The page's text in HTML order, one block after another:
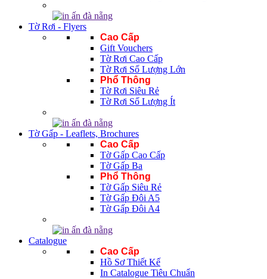
Tờ Rơi - Flyers
Cao Cấp
Gift Vouchers
Tờ Rơi Cao Cấp
Tờ Rơi Số Lượng Lớn
Phổ Thông
Tờ Rơi Siêu Rẻ
Tờ Rơi Số Lượng Ít
Tờ Gấp - Leaflets, Brochures
Cao Cấp
Tờ Gấp Cao Cấp
Tờ Gấp Ba
Phổ Thông
Tờ Gấp Siêu Rẻ
Tờ Gấp Đôi A5
Tờ Gấp Đôi A4
Catalogue
Cao Cấp
Hồ Sơ Thiết Kế
In Catalogue Tiêu Chuẩn